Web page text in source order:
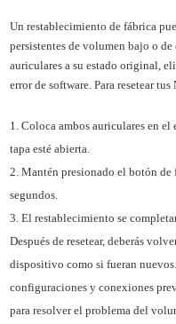
Un restablecimiento de fábrica
persistentes de volumen bajo o
auriculares a su estado original,
error de software. Para resetear
Coloca ambos auriculares en el
tapa esté abierta.
Mantén presionado el botón de
segundos.
El restablecimiento se
Después de resetear, deberás
dispositivo como si fueran
configuraciones y conexiones
para resolver el problema del